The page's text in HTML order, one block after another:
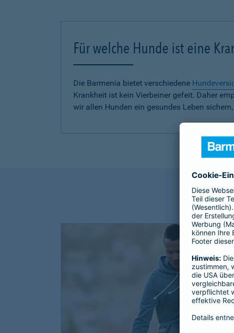
Für welche Hunde ist eine
Die Barmenia bietet verschiedene
Krankheit ist kein Vierbeiner gefeit. Daher
wir allen Hunden ein gesundes Leben